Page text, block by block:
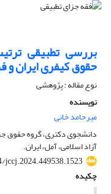
بررسی تطبیقی
حقوق کیفری ایران و
نوع مقاله : پژوهشی
نویسنده
میرحامد خانی
دانشجوی دکتری، گروه حقوق
آزاد اسلامی، آمل، ایران.
jccj.2024.449538.1523
چکیده